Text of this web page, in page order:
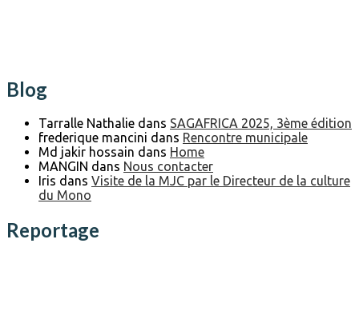
Blog
Tarralle Nathalie dans SAGAFRICA 2025, 3ème édition
frederique mancini dans Rencontre municipale
Md jakir hossain dans Home
MANGIN dans Nous contacter
Iris dans Visite de la MJC par le Directeur de la culture
du Mono
Reportage